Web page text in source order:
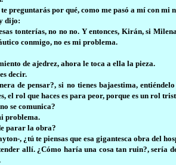
preguntarás por qué, como me pasó a mí con
dijo:
tonterías, no no no. Y entonces, Kirán, si
conmigo, no es mi problema.
de ajedrez, ahora le toca a ella la pieza.
decir.
de pensar?, si no tienes bajaestima,
el rol que haces es para peor, porque es un rol
se comunica?
problema.
parar la obra?
, ¿tú te piensas que esa gigantesca obra del
allí. ¿Cómo haría una cosa tan ruin?, sería